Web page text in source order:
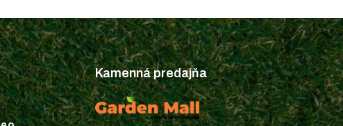
Kamenná predajňa